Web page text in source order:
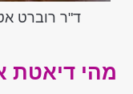
ד"ר רוברט
מהי דיאטת